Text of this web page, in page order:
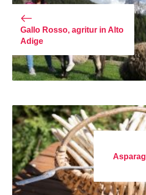
Gallo Rosso, agritur in Alto
Adige